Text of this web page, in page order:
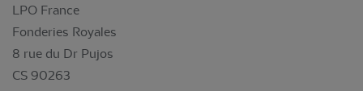
LPO France
Fonderies Royales
8 rue du Dr Pujos
CS 90263